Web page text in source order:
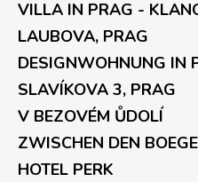
VILLA IN PRAG -
LAUBOVA, PRAG
DESIGNWOHNUNG IN
SLAVÍKOVA 3, PRAG
V BEZOVÉM ŮDOLÍ
ZWISCHEN DEN
HOTEL PERK